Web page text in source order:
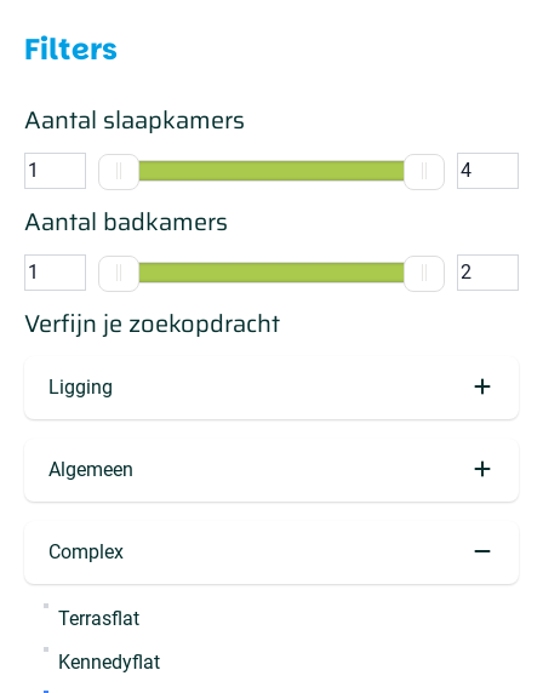
Filters
Aantal slaapkamers
Aantal badkamers
Verfijn je zoekopdracht
Ligging
Strand en zee op loopafstand (6)
Zeezicht (2)
Dorpscentrum (6)
Kennedyboulevard
Noord-Boulevard
Algemeen
Omheinde tuin
Droger
Wasmachine (3)
Complex
Terrasflat
Kennedyflat